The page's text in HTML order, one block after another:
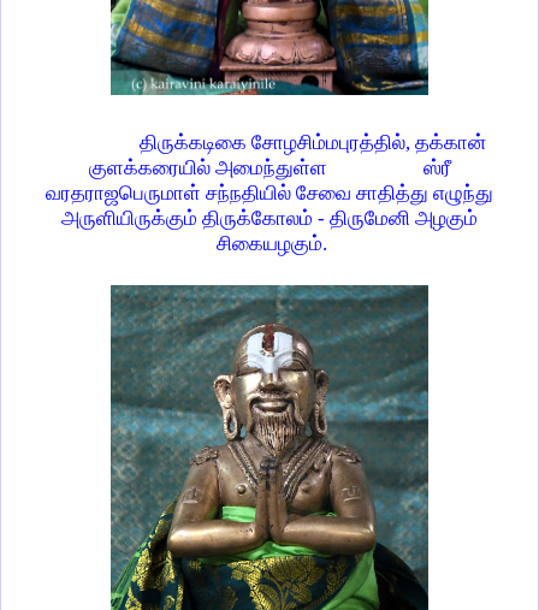
திருக்கடிகை சோழசிம்மபுரத்தில், தக்கான்
குளக்கரையில் அமைந்துள்ள
ஸ்ரீ
வரதராஜபெருமாள் சந்நதியில் சேவை சாதித்து எழுந்து
அருளியிருக்கும் திருக்கோலம் - திருமேனி அழகும்
சிகையழகும்.